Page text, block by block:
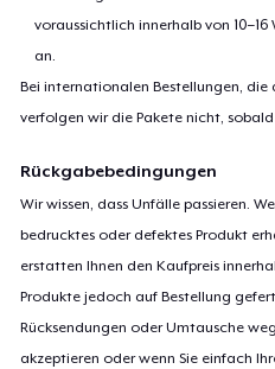
voraussichtlich innerhalb von
an.
Bei internationalen Bestellungen, die
verfolgen wir die Pakete nicht, sobald
Rückgabebedingungen
Wir wissen, dass Unfälle passieren.
bedrucktes oder defektes Produkt
erstatten Ihnen den Kaufpreis
Produkte jedoch auf Bestellung
Rücksendungen oder Umtausche
akzeptieren oder wenn Sie einfach